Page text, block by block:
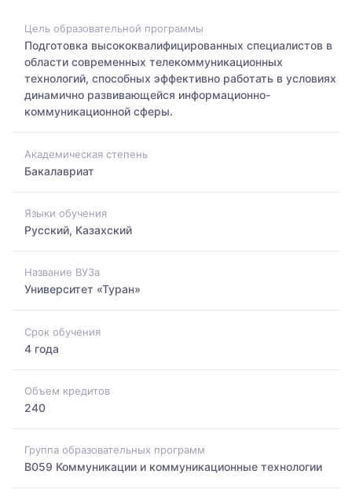
Цель образовательной программы
Подготовка высококвалифицированных специалистов в
области современных телекоммуникационных
технологий, способных эффективно работать в условиях
динамично развивающейся информационно-
коммуникационной сферы.
Академическая степень
Бакалавриат
Языки обучения
Русский, Казахский
Название ВУЗа
Университет «Туран»
Срок обучения
4 года
Объем кредитов
240
Группа образовательных программ
B059 Коммуникации и коммуникационные технологии